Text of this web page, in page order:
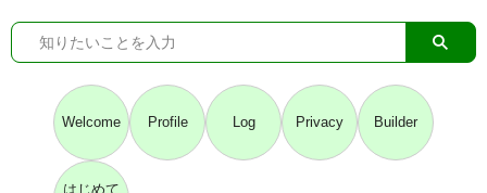
Welcome Profile Log Privacy Builder
はじめて